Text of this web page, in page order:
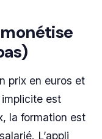
prix en euros et
est
la formation est
L’appli